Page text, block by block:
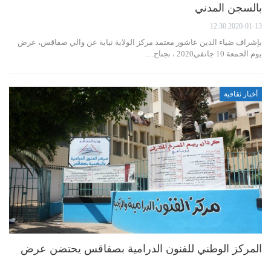
بالسجن المدني
2020-01-13 12:30
بإشراف ضياء الدين عاشور معتمد مركز الولاية نيابة عن والي صفاقس، عرض
يوم الجمعة 10 جانفي2020 ، بجناح…
أخبار ثقافية
المركز الوطني للفنون الدرامية بصفاقس يحتضن عرض